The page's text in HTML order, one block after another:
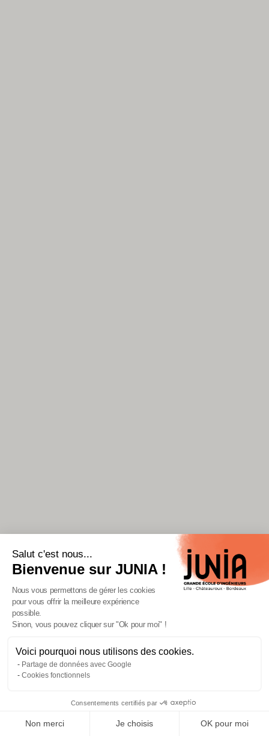
Salut c'est nous...
Bienvenue sur JUNIA !
Nous vous permettons de gérer les cookies
pour vous offrir la meilleure expérience
possible.
Sinon, vous pouvez cliquer sur "Ok pour moi" !
Voici pourquoi nous utilisons des cookies.
Partage de données avec Google
Cookies fonctionnels
Consentements certifiés par
Non merci Je choisis OK pour moi
Fermeture estivale de JUNIA du